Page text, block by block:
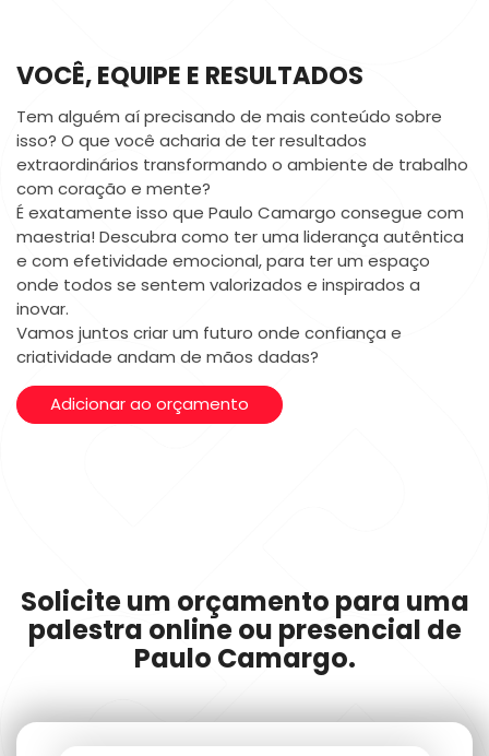
VOCÊ, EQUIPE E RESULTADOS
Tem alguém aí precisando de mais conteúdo sobre
isso? O que você acharia de ter resultados
extraordinários transformando o ambiente de trabalho
com coração e mente?
É exatamente isso que Paulo Camargo consegue com
maestria! Descubra como ter uma liderança autêntica
e com efetividade emocional, para ter um espaço
onde todos se sentem valorizados e inspirados a
inovar.
Vamos juntos criar um futuro onde confiança e
criatividade andam de mãos dadas?
Adicionar ao orçamento
Solicite um orçamento para uma
palestra online ou presencial de
Paulo Camargo.